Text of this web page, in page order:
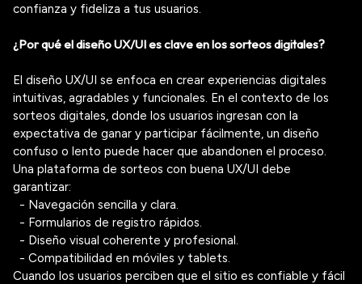
confianza y fideliza a tus usuarios
¿Por qué el diseño UX/UI es clave en los sorteos digitales?
El diseño UX/UI se enfoca en crear experiencias digitales
intuitivas, agradables y funcionales. En el contexto de los
sorteos digitales , donde los usuarios ingresan con la
expectativa de ganar y participar fácilmente, un diseño
confuso o lento puede hacer que abandonen el proceso.
Una plataforma de sorteos con buena UX/UI debe
garantizar:
- Navegación sencilla y clara.
- Formularios de registro rápidos.
- Diseño visual coherente y profesional.
- Compatibilidad en móviles y tablets
Cuando los usuarios perciben que el sitio es confiable y fácil